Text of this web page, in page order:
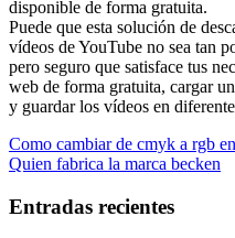
disponible de forma gratuita.
Puede que esta solución de
vídeos de YouTube no sea tan
pero seguro que satisface tus
web de forma gratuita, cargar
y guardar los vídeos en
Navegación
de
entradas
Entrada
anterior:
Como cambiar de cmyk a rgb
Entrada
Quien fabrica la marca becken
Entradas recientes